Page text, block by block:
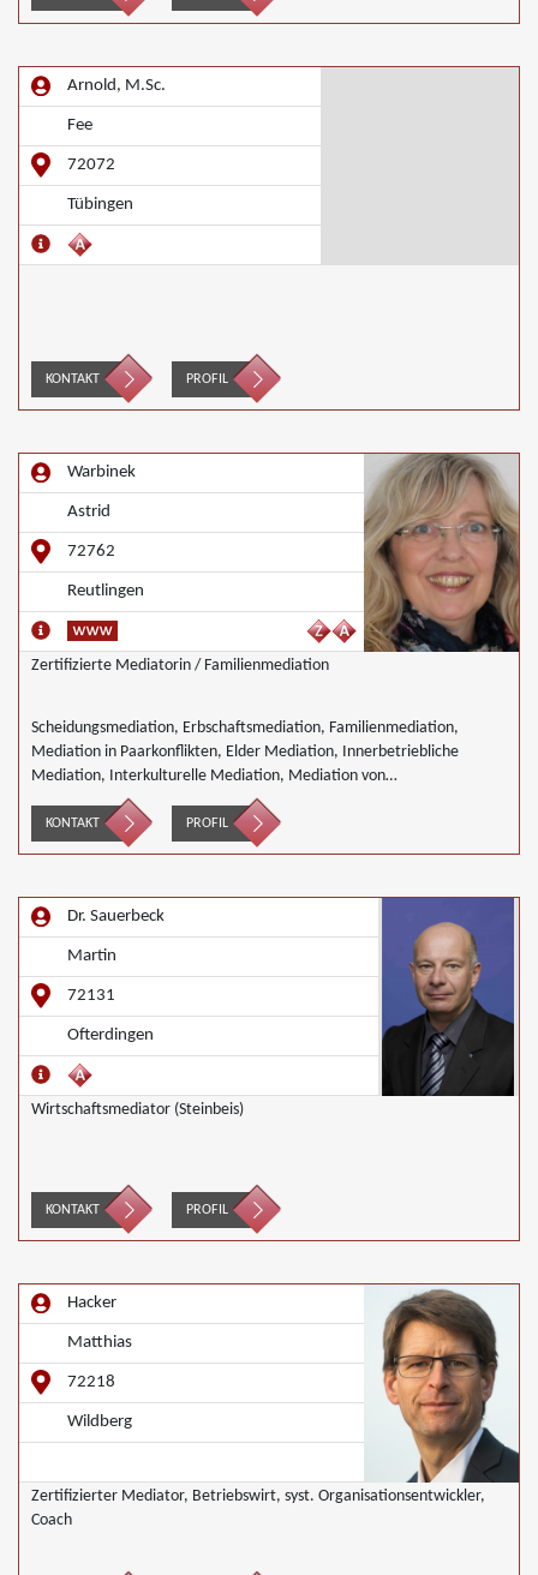
Arnold, M.Sc.
Fee
72072
Tübingen
KONTAKT PROFIL
Warbinek
Astrid
72762
Reutlingen
Zertifizierte Mediatorin / Familienmediation
Scheidungsmediation, Erbschaftsmediation, Familienmediation,
Mediation in Paarkonflikten, Elder Mediation, Innerbetriebliche
Mediation, Interkulturelle Mediation, Mediation von
Generationskonflikten, Mediation bei Team- und Gruppenkonflikten,
Nachbarschaftsmediation, Schulmediation
KONTAKT PROFIL
Dr. Sauerbeck
Martin
72131
Ofterdingen
Wirtschaftsmediator (Steinbeis)
KONTAKT PROFIL
Hacker
Matthias
72218
Wildberg
Zertifizierter Mediator, Betriebswirt, syst. Organisationsentwickler,
Coach